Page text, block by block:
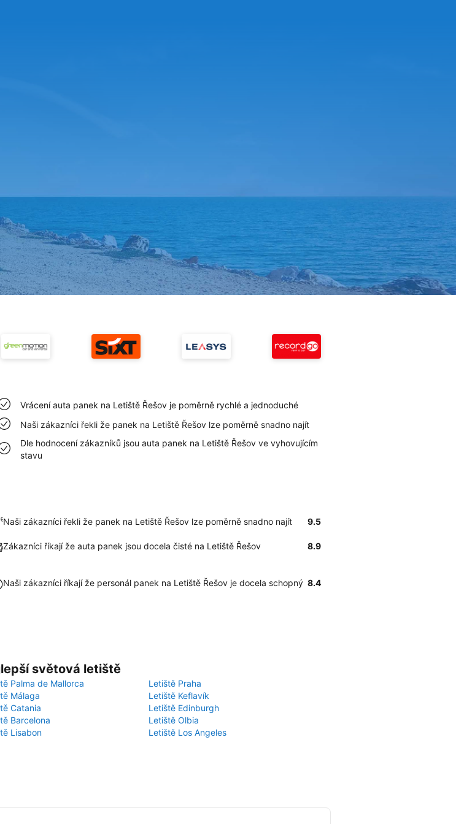
Vrácení auta panek na Letiště Řešov je poměrně rychlé a jednoduché
Naši zákazníci řekli že panek na Letiště Řešov lze poměrně snadno najít
Dle hodnocení zákazníků jsou auta panek na Letiště Řešov ve vyhovujícím
stavu
Naši zákazníci řekli že panek na Letiště Řešov lze poměrně snadno najít 9.5
Zákazníci říkají že auta panek jsou docela čisté na Letiště Řešov 8.9
Naši zákazníci říkají že personál panek na Letiště Řešov je docela schopný 8.4
světová letiště
Palma de Mallorca
Letiště Praha
Málaga
Letiště Keflavík
Catania
Letiště Edinburgh
Barcelona
Letiště Olbia
Lisabon
Letiště Los Angeles